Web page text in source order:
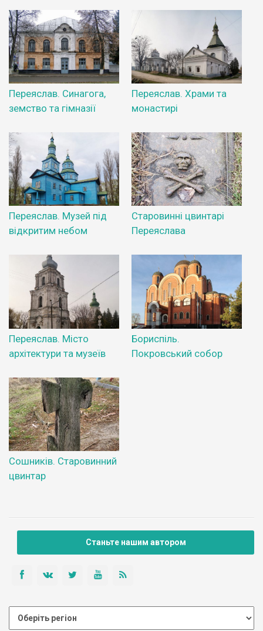
Переяслав. Синагога,
земство та гімназії
Переяслав. Храми та
монастирі
Переяслав. Музей під
відкритим небом
Старовинні цвинтарі
Переяслава
Переяслав. Місто
архітектури та музеїв
Бориспіль.
Покровський собор
Сошників. Старовинний
цвинтар
Станьте нашим автором